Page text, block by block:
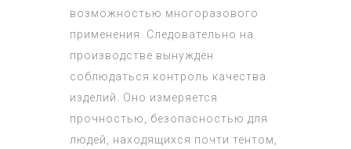
возможностью многоразового
применения. Следовательно на
производстве вынужден
соблюдаться контроль качества
изделий. Оно измеряется
прочностью, безопасностью для
людей, находящихся почти тентом,